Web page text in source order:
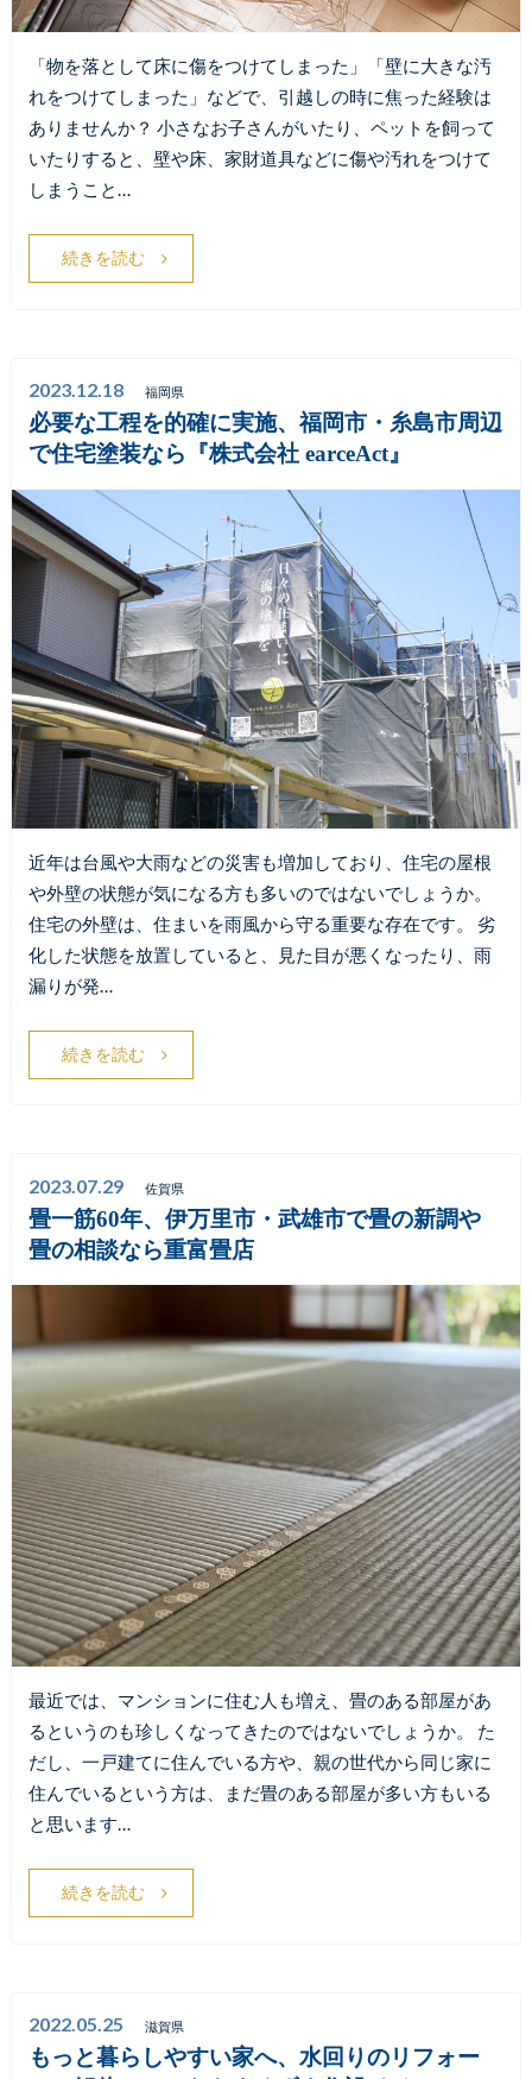
「物を落として床に傷をつけてしまった」「壁に大きな汚
れをつけてしまった」などで、引越しの時に焦った経験は
ありませんか？ 小さなお子さんがいたり、ペットを飼って
いたりすると、壁や床、家財道具などに傷や汚れをつけて
しまうこと…
続きを読む
2023.12.18 福岡県
必要な工程を的確に実施、福岡市・糸島市周辺
で住宅塗装なら『株式会社 earceAct』
近年は台風や大雨などの災害も増加しており、住宅の屋根
や外壁の状態が気になる方も多いのではないでしょうか。
住宅の外壁は、住まいを雨風から守る重要な存在です。 劣
化した状態を放置していると、見た目が悪くなったり、雨
漏りが発…
続きを読む
2023.07.29 佐賀県
畳一筋60年、伊万里市・武雄市で畳の新調や
畳の相談なら重富畳店
最近では、マンションに住む人も増え、畳のある部屋があ
るというのも珍しくなってきたのではないでしょうか。 た
だし、一戸建てに住んでいる方や、親の世代から同じ家に
住んでいるという方は、まだ畳のある部屋が多い方もいる
と思います…
続きを読む
2022.05.25 滋賀県
もっと暮らしやすい家へ、水回りのリフォー